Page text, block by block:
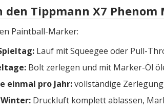
den Tippmann X7 Phenom
Paintball-Marker:
Lauf mit Squeegee oder Pull-
Bolt zerlegen und mit Marker-Öl
einmal pro Jahr:vollständige
Druckluft komplett ablassen,